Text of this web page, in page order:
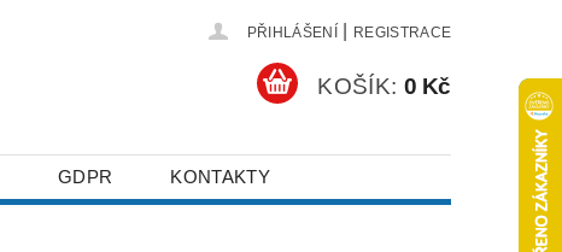
PŘIHLÁŠENÍ REGISTRACE
KOŠÍK: 0 Kč
GDPR KONTAKTY